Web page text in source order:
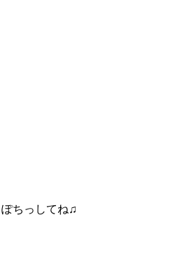
ちっしてね♫